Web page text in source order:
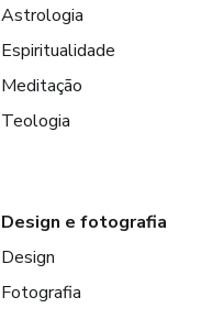
Astrologia
Espiritualidade
Meditação
Teologia
Design e fotografia
Design
Fotografia